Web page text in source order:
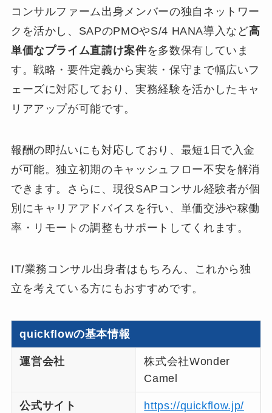
コンサルファーム出身メンバーの独自ネットワー
クを活かし、SAPのPMOやS/4 HANA導入など高
単価なプライム直請け案件を多数保有していま
す。戦略・要件定義から実装・保守まで幅広いフ
ェーズに対応しており、実務経験を活かしたキャ
リアアップが可能です。
報酬の即払いにも対応しており、最短1日で入金
が可能。独立初期のキャッシュフロー不安を解消
できます。さらに、現役SAPコンサル経験者が個
別にキャリアアドバイスを行い、単価交渉や稼働
率・リモートの調整もサポートしてくれます。
IT/業務コンサル出身者はもちろん、これから独
立を考えている方にもおすすめです。
quickflowの基本情報
運営会社
株式会社Wonder
Camel
公式サイト https://quickflow.jp/